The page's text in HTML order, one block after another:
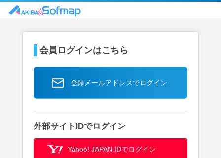
会員ログインはこちら
登録メールアドレスでログイン
外部サイトIDでログイン
Yahoo! JAPAN IDでログイン